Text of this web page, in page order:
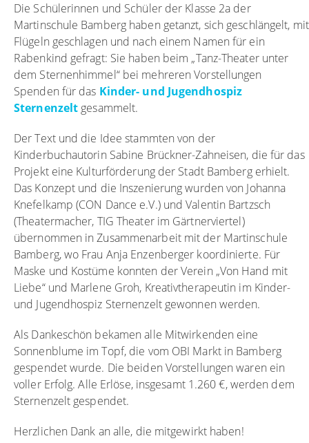
Die Schülerinnen und Schüler der Klasse 2a der
Martinschule Bamberg haben getanzt, sich geschlängelt, mit
Flügeln geschlagen und nach einem Namen für ein
Rabenkind gefragt: Sie haben beim „Tanz-Theater unter
dem Sternenhimmel“ bei mehreren Vorstellungen
Spenden für das Kinder- und Jugendhospiz
Sternenzeltgesammelt.
Der Text und die Idee stammten von der
Kinderbuchautorin Sabine Brückner-Zahneisen, die für das
Projekt eine Kulturförderung der Stadt Bamberg erhielt.
Das Konzept und die Inszenierung wurden von Johanna
Knefelkamp (CON Dance e.V.) und Valentin Bartzsch
(Theatermacher, TIG Theater im Gärtnerviertel)
übernommen in Zusammenarbeit mit der Martinschule
Bamberg, wo Frau Anja Enzenberger koordinierte. Für
Maske und Kostüme konnten der Verein „Von Hand mit
Liebe“ und Marlene Groh, Kreativtherapeutin im Kinder-
und Jugendhospiz Sternenzelt gewonnen werden.
Als Dankeschön bekamen alle Mitwirkenden eine
Sonnenblume im Topf, die vom OBI Markt in Bamberg
gespendet wurde. Die beiden Vorstellungen waren ein
voller Erfolg. Alle Erlöse, insgesamt 1.260 €, werden dem
Sternenzelt gespendet.
Herzlichen Dank an alle, die mitgewirkt haben!